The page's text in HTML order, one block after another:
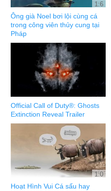
1:6
Ông già Noel bơi lội cùng cá
trong công viên thủy cung tại
Pháp
Official Call of Duty®: Ghosts
Extinction Reveal Trailer
1:0
Hoạt Hình Vui Cá sấu hay